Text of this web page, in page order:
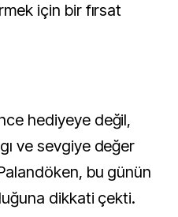
için bir fırsat
hediyeye değil,
ve sevgiye değer
bu günün
dikkati çekti.